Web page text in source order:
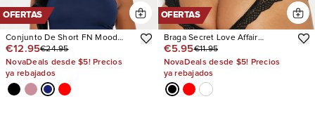
OFERTAS
Conjunto De Short FN Mood
Cotton PJ Boxer
€12.95€24.95
NovaDeals desde $5! Precios
ya rebajados
OFERTAS
Braga Secret Love Affair
Crotchless
€5.95€11.95
NovaDeals desde $5! Precios
ya rebajados